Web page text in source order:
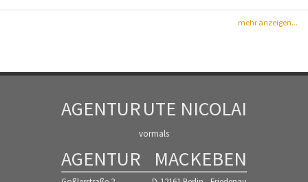
mehr anzeigen...
AGENTURUTE NICOLAI
vormals
AGENTUR MACKEBEN